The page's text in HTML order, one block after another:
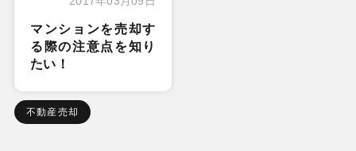
マンションを売却す
る際の注意点を知り
たい！
不動産売却